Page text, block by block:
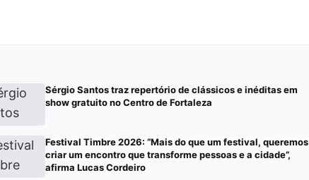
Sérgio Santos traz repertório de clássicos e inéditas em
show gratuito no Centro de Fortaleza
Festival Timbre 2026: “Mais do que um festival, queremos
criar um encontro que transforme pessoas e a cidade”,
afirma Lucas Cordeiro